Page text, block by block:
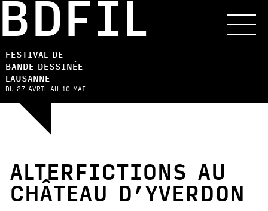
FESTIVAL DE
BANDE DESSINÉE
LAUSANNE
DU 27 AVRIL AU 10 MAI
ALTERFICTIONS AU
CHÂTEAU D’YVERDON